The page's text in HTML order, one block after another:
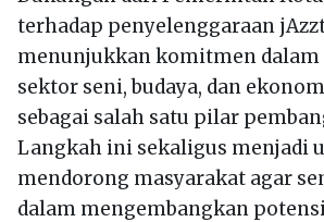
terhadap penyelenggaraan
menunjukkan komitmen
sektor seni, budaya, dan
sebagai salah satu pilar
Langkah ini sekaligus menjadi
mendorong masyarakat agar
dalam mengembangkan